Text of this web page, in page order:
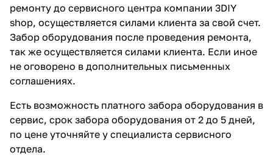
ремонту до сервисного центра компании 3DIY
shop, осуществляется силами клиента за свой счет.
Забор оборудования после проведения ремонта,
так же осуществляется силами клиента. Если иное
не оговорено в дополнительных письменных
соглашениях.
Есть возможность платного забора оборудования в
сервис, срок забора оборудования от 2 до 5 дней,
по цене уточняйте у специалиста сервисного
отдела.